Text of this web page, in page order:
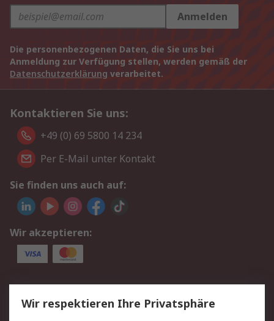
Anmelden
Die personenbezogenen Daten, die Sie uns bei
Anmeldung zur Verfügung stellen, werden gemäß der
Datenschutzerklärung verarbeitet.
Kontaktieren Sie uns:
+49 (0) 69 5800 14 234
Per E-Mail unter Kontakt
Sie finden uns auch auf:
Wir akzeptieren:
Service
Value Added Services
Lieferlösungen
Wir respektieren Ihre Privatsphäre